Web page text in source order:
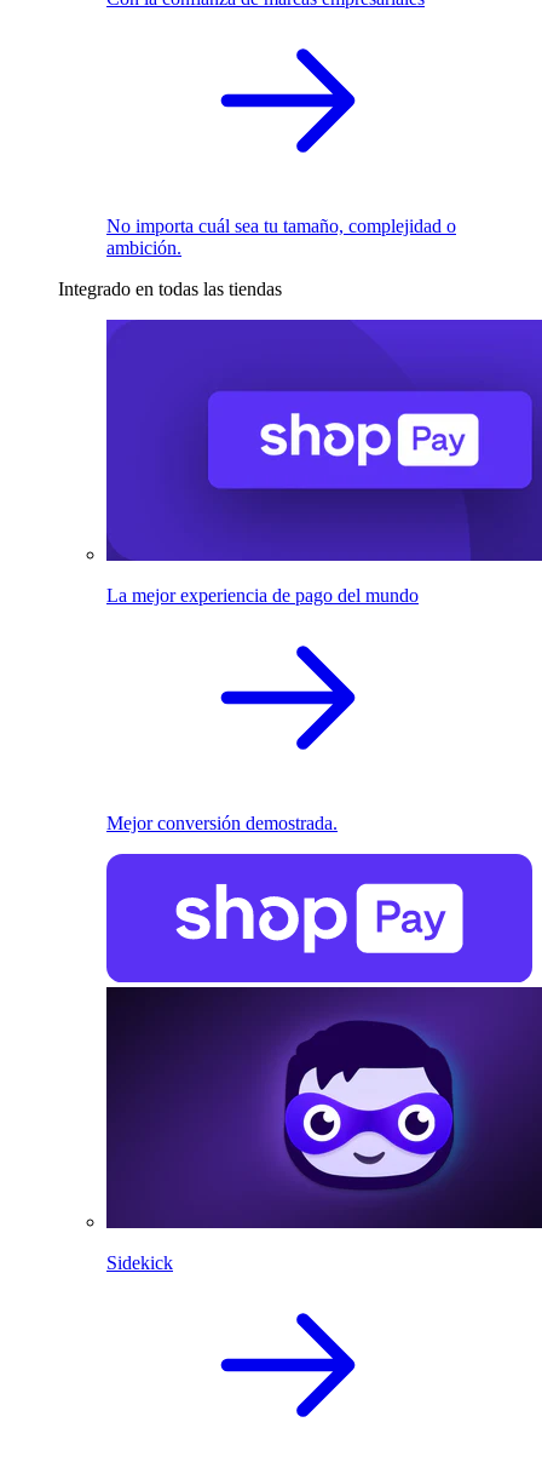
No importa cuál sea tu tamaño, complejidad o
ambición.
Integrado en todas las tiendas
La mejor experiencia de pago del mundo
Mejor conversión demostrada.
Sidekick